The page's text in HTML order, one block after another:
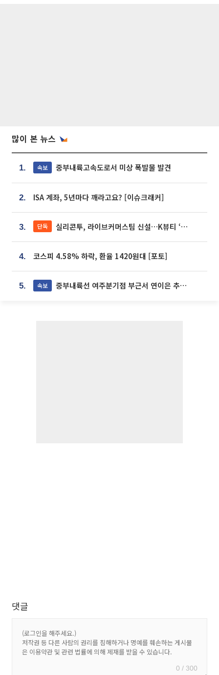
많이 본 뉴스
1. 속보 중부내륙고속도로서 미상 폭발물 발견
2. ISA 계좌, 5년마다 깨라고요? [이슈크래커]
3. 단독 실리콘투, 라이브커머스팀 신설…K뷰티 ‘글로벌 판매망’ 확대[K뷰티 라방戰]
4. 코스피 4.58% 하락, 환율 1420원대 [포토]
5. 속보 중부내륙선 여주분기점 부근서 연이은 추돌사고 발생
댓글
0 / 300